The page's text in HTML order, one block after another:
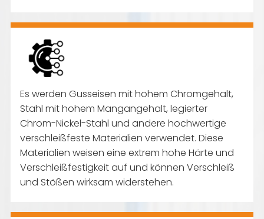
Es werden Gusseisen mit hohem Chromgehalt,
Stahl mit hohem Mangangehalt, legierter
Chrom-Nickel-Stahl und andere hochwertige
verschleißfeste Materialien verwendet. Diese
Materialien weisen eine extrem hohe Härte und
Verschleißfestigkeit auf und können Verschleiß
und Stößen wirksam widerstehen.